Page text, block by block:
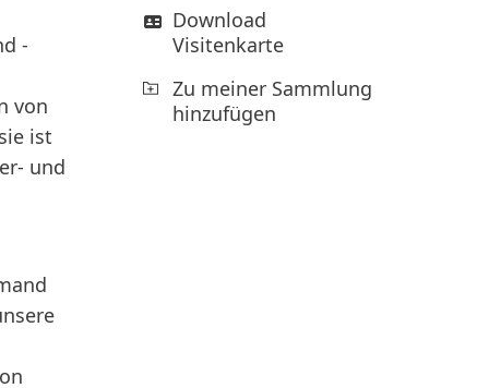
-
von
ist
und
Download
Visitenkarte
Zu meiner Sammlung
hinzufügen